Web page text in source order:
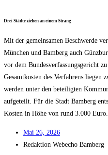
Drei Städ­te zie­hen an einem Strang
Mit der gemein­sa­men Beschwer­de
Mün­chen und Bam­berg auch
vor dem Bun­des­ver­fas­sungs­ge­richt
Gesamt­kos­ten des Ver­fah­rens lie­gen
wer­den unter den betei­lig­ten
auf­ge­teilt. Für die Stadt Bam­berg
Kos­ten in Höhe von rund 3.000 Euro.
Mai 26, 2026
Redak­ti­on Web­echo Bamberg